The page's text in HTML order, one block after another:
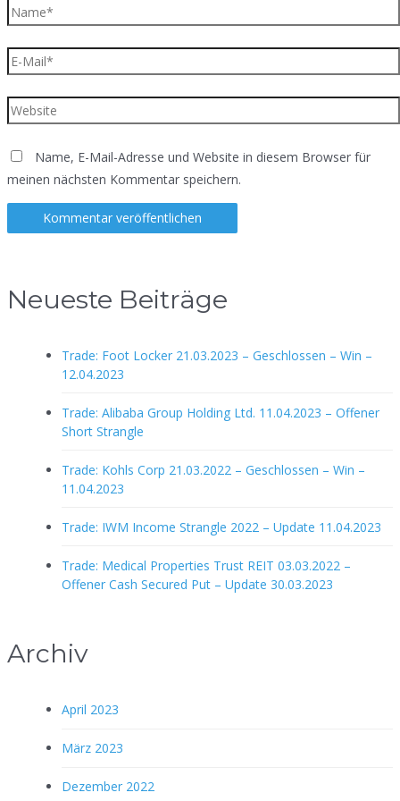
Name*
E-
Mail*
Website
Name, E-Mail-Adresse und Website in diesem Browser für
meinen nächsten Kommentar speichern.
Neueste Beiträge
Trade: Foot Locker 21.03.2023 – Geschlossen – Win –
12.04.2023
Trade: Alibaba Group Holding Ltd. 11.04.2023 – Offener
Short Strangle
Trade: Kohls Corp 21.03.2022 – Geschlossen – Win –
11.04.2023
Trade: IWM Income Strangle 2022 – Update 11.04.2023
Trade: Medical Properties Trust REIT 03.03.2022 –
Offener Cash Secured Put – Update 30.03.2023
Archiv
April 2023
März 2023
Dezember 2022